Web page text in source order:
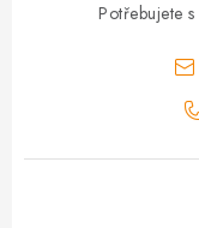
Potřebujete